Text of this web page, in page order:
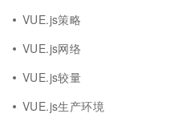
VUE.js策略
VUE.js网络
VUE.js较量
VUE.js生产环境